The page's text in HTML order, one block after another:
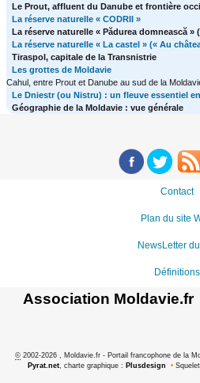
Le Prout, affluent du Danube et frontière
La réserve naturelle « CODRII »
La réserve naturelle « Pădurea domnească »
La réserve naturelle « La castel » (« Au
Tiraspol, capitale de la Transnistrie
Les grottes de Moldavie
Cahul, entre Prout et Danube au sud de la
Le Dniestr (ou Nistru) : un fleuve essentiel
Géographie de la Moldavie : vue générale
Contact
Plan du site
NewsLetter
Définitions
Association Moldavie.fr
© 2002-2026 , Moldavie.fr - Portail francophone de la
Pyrat.net , charte graphique : Plusdesign •